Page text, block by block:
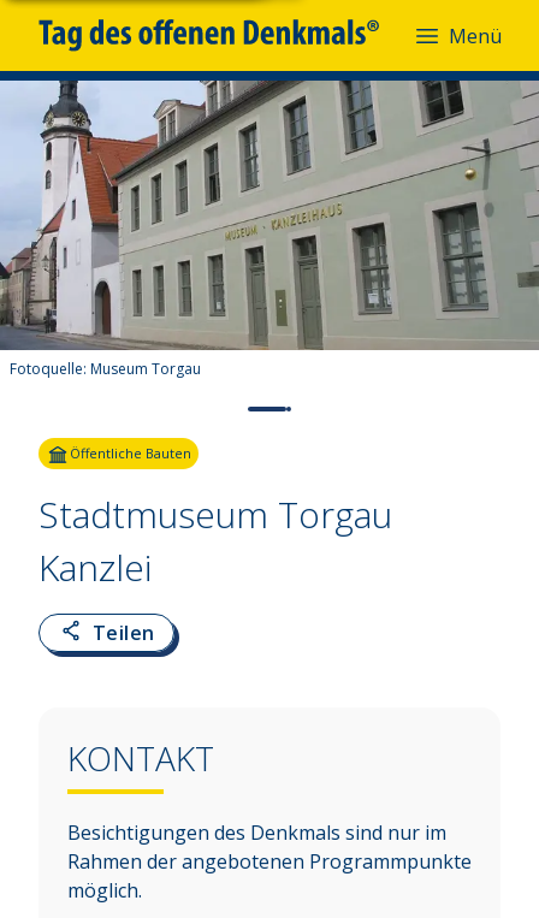
Menü
Fotoquelle: Museum Torgau
Öffentliche Bauten
Stadtmuseum Torgau
Kanzlei
Teilen
KONTAKT
Besichtigungen des Denkmals sind nur im
Rahmen der angebotenen Programmpunkte
möglich.